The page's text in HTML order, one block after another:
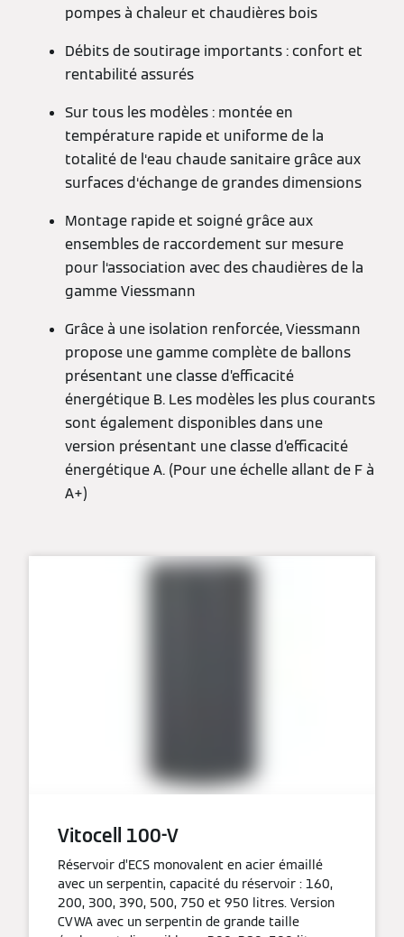
pompes à chaleur et chaudières bois
Débits de soutirage importants : confort et
rentabilité assurés
Sur tous les modèles : montée en
température rapide et uniforme de la
totalité de l‘eau chaude sanitaire grâce aux
surfaces d‘échange de grandes dimensions
Montage rapide et soigné grâce aux
ensembles de raccordement sur mesure
pour l‘association avec des chaudières de la
gamme Viessmann
Grâce à une isolation renforcée, Viessmann
propose une gamme complète de ballons
présentant une classe d’efficacité
énergétique B. Les modèles les plus courants
sont également disponibles dans une
version présentant une classe d’efficacité
énergétique A. (Pour une échelle allant de F à
A+)
Vitocell 100-V
Réservoir d’ECS monovalent en acier émaillé
avec un serpentin, capacité du réservoir : 160,
200, 300, 390, 500, 750 et 950 litres. Version
CVWA avec un serpentin de grande taille